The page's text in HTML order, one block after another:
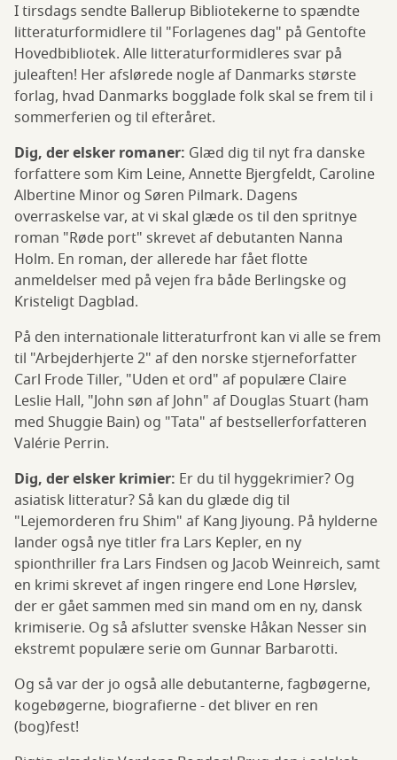
I tirsdags sendte Ballerup Bibliotekerne to spændte
litteraturformidlere til "Forlagenes dag" på Gentofte
Hovedbibliotek. Alle litteraturformidleres svar på
juleaften! Her afslørede nogle af Danmarks største
forlag, hvad Danmarks bogglade folk skal se frem til i
sommerferien og til efteråret.
Dig, der elsker romaner: Glæd dig til nyt fra danske
forfattere som Kim Leine, Annette Bjergfeldt, Caroline
Albertine Minor og Søren Pilmark. Dagens
overraskelse var, at vi skal glæde os til den spritnye
roman "Røde port" skrevet af debutanten Nanna
Holm. En roman, der allerede har fået flotte
anmeldelser med på vejen fra både Berlingske og
Kristeligt Dagblad.
På den internationale litteraturfront kan vi alle se frem
til "Arbejderhjerte 2" af den norske stjerneforfatter
Carl Frode Tiller, "Uden et ord" af populære Claire
Leslie Hall, "John søn af John" af Douglas Stuart (ham
med Shuggie Bain) og "Tata" af bestsellerforfatteren
Valérie Perrin.
Dig, der elsker krimier: Er du til hyggekrimier? Og
asiatisk litteratur? Så kan du glæde dig til
"Lejemorderen fru Shim" af Kang Jiyoung. På hylderne
lander også nye titler fra Lars Kepler, en ny
spionthriller fra Lars Findsen og Jacob Weinreich, samt
en krimi skrevet af ingen ringere end Lone Hørslev,
der er gået sammen med sin mand om en ny, dansk
krimiserie. Og så afslutter svenske Håkan Nesser sin
ekstremt populære serie om Gunnar Barbarotti.
Og så var der jo også alle debutanterne, fagbøgerne,
kogebøgerne, biografierne - det bliver en ren
(bog)fest!